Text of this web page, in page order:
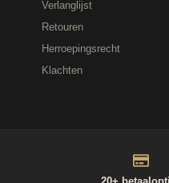
Verlanglijst
Retouren
Herroepingsrecht
Klachten